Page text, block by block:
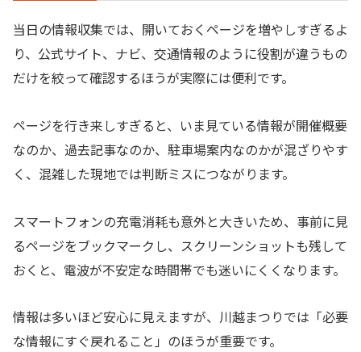
当日の情報収集では、開いておくページを増やしすぎるよ
り、公式サイト、ナビ、交通情報のように役割が違うもの
だけを絞って確認するほうが実際には便利です。
ページを行き来しすぎると、いま見ている情報が開催概要
なのか、過去記事なのか、駐車場案内なのかが混ざりやす
く、混雑した現地では判断ミスにつながります。
スマートフォンの充電消耗も意外と大きいため、事前に見
るページをブックマークし、スクリーンショットも残して
おくと、電波が不安定な時間帯でも迷いにくくなります。
情報は多いほど安心に見えますが、川越まつりでは「必要
な情報にすぐ戻れること」のほうが重要です。